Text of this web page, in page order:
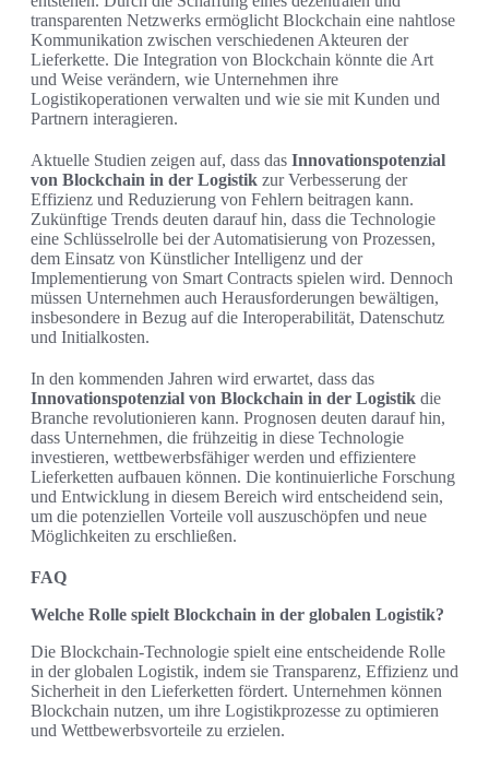
transparenten Netzwerks ermöglicht Blockchain eine nahtlose
Kommunikation zwischen verschiedenen Akteuren der
Lieferkette. Die Integration von Blockchain könnte die Art
und Weise verändern, wie Unternehmen ihre
Logistikoperationen verwalten und wie sie mit Kunden und
Partnern interagieren.
Aktuelle Studien zeigen auf, dass das Innovationspotenzial
von Blockchain in der Logistik zur Verbesserung der
Effizienz und Reduzierung von Fehlern beitragen kann.
Zukünftige Trends deuten darauf hin, dass die Technologie
eine Schlüsselrolle bei der Automatisierung von Prozessen,
dem Einsatz von Künstlicher Intelligenz und der
Implementierung von Smart Contracts spielen wird. Dennoch
müssen Unternehmen auch Herausforderungen bewältigen,
insbesondere in Bezug auf die Interoperabilität, Datenschutz
und Initialkosten.
In den kommenden Jahren wird erwartet, dass das
Innovationspotenzial von Blockchain in der Logistik die
Branche revolutionieren kann. Prognosen deuten darauf hin,
dass Unternehmen, die frühzeitig in diese Technologie
investieren, wettbewerbsfähiger werden und effizientere
Lieferketten aufbauen können. Die kontinuierliche Forschung
und Entwicklung in diesem Bereich wird entscheidend sein,
um die potenziellen Vorteile voll auszuschöpfen und neue
Möglichkeiten zu erschließen.
FAQ
Welche Rolle spielt Blockchain in der globalen Logistik?
Die Blockchain-Technologie spielt eine entscheidende Rolle
in der globalen Logistik, indem sie Transparenz, Effizienz und
Sicherheit in den Lieferketten fördert. Unternehmen können
Blockchain nutzen, um ihre Logistikprozesse zu optimieren
und Wettbewerbsvorteile zu erzielen.